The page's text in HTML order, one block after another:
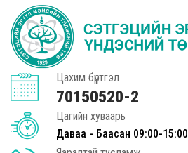
Цахим бүртгэл
70150520-2
Цагийн хуваарь
Даваа - Баасан 09:00-15:00